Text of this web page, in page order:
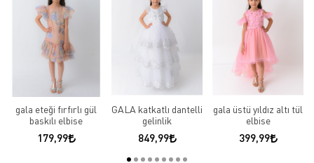
gala eteği fırfırlı gül
baskılı elbise
179,99
GALA katkatlı dantelli
gelinlik
849,99
gala üstü yıldız altı tül
elbise
399,99